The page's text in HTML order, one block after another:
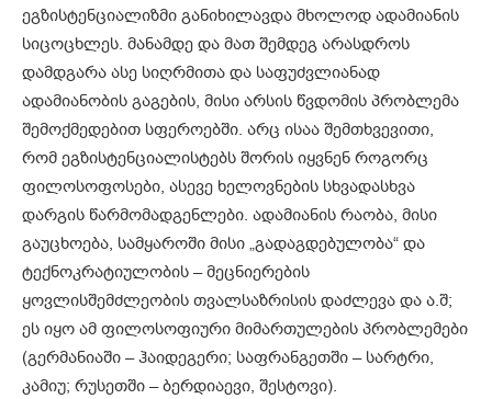
ეგზისტენციალიზმი განიხილავდა მხოლოდ ადამიანის
სიცოცხლეს. მანამდე და მათ შემდეგ არასდროს
დამდგარა ასე სიღრმითა და საფუძვლიანად
ადამიანობის გაგების, მისი არსის წვდომის პრობლემა
შემოქმედებით სფეროებში. არც ისაა შემთხვევითი,
რომ ეგზისტენციალისტებს შორის იყვნენ როგორც
ფილოსოფოსები, ასევე ხელოვნების სხვადასხვა
დარგის წარმომადგენლები. ადამიანის რაობა, მისი
გაუცხოება, სამყაროში მისი „გადაგდებულობა“ და
ტექნოკრატიულობის – მეცნიერების
ყოვლისშემძლეობის თვალსაზრისის დაძლევა და ა.შ;
ეს იყო ამ ფილოსოფიური მიმართულების პრობლემები
(გერმანიაში – ჰაიდეგერი; საფრანგეთში – სარტრი,
კამიუ; რუსეთში – ბერდიაევი, შესტოვი).